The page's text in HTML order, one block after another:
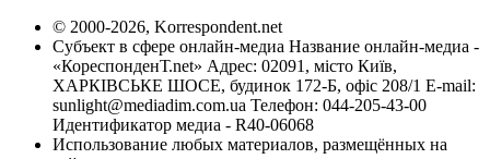
© 2000-2026, Korrespondent.net
Субъект в сфере онлайн-медиа Название онлайн-медиа -
«КореспонденТ.net» Адрес: 02091, місто Київ,
ХАРКІВСЬКЕ ШОСЕ, будинок 172-Б, офіс 208/1 E-mail:
sunlight@mediadim.com.ua Телефон: 044-205-43-00
Идентификатор медиа - R40-06068
Использование любых материалов, размещённых на